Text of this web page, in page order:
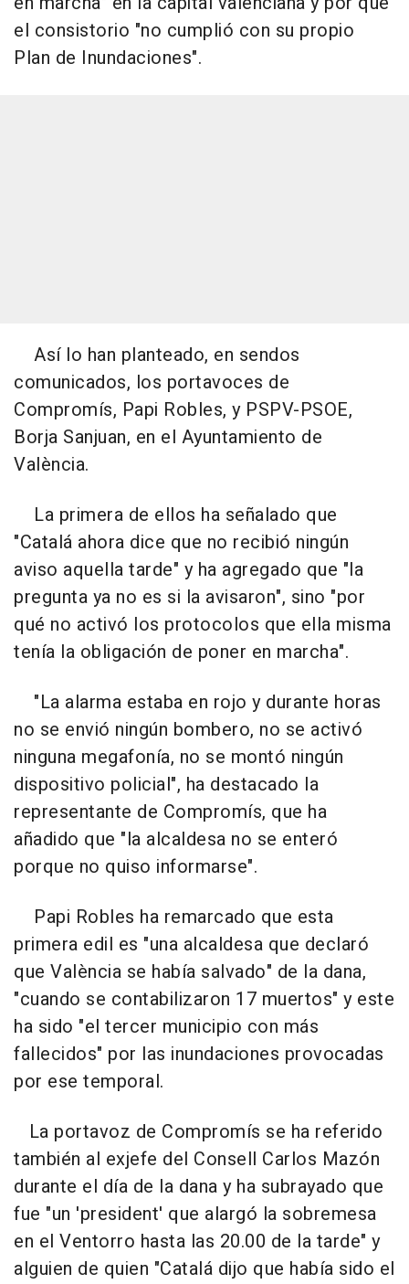
el consistorio "no cumplió con su propio
Plan de Inundaciones".
Así lo han planteado, en sendos
comunicados, los portavoces de
Compromís, Papi Robles, y PSPV-PSOE,
Borja Sanjuan, en el Ayuntamiento de
València.
La primera de ellos ha señalado que
"Catalá ahora dice que no recibió ningún
aviso aquella tarde" y ha agregado que "la
pregunta ya no es si la avisaron", sino "por
qué no activó los protocolos que ella misma
tenía la obligación de poner en marcha".
"La alarma estaba en rojo y durante horas
no se envió ningún bombero, no se activó
ninguna megafonía, no se montó ningún
dispositivo policial", ha destacado la
representante de Compromís, que ha
añadido que "la alcaldesa no se enteró
porque no quiso informarse".
Papi Robles ha remarcado que esta
primera edil es "una alcaldesa que declaró
que València se había salvado" de la dana,
"cuando se contabilizaron 17 muertos" y este
ha sido "el tercer municipio con más
fallecidos" por las inundaciones provocadas
por ese temporal.
La portavoz de Compromís se ha referido
también al exjefe del Consell Carlos Mazón
durante el día de la dana y ha subrayado que
fue "un 'president' que alargó la sobremesa
en el Ventorro hasta las 20.00 de la tarde" y
alguien de quien "Catalá dijo que había sido el